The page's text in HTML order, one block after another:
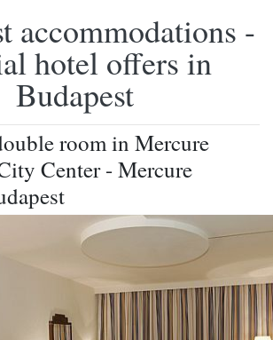
accommodations -
hotel offers in
Budapest
room in Mercure
Center - Mercure